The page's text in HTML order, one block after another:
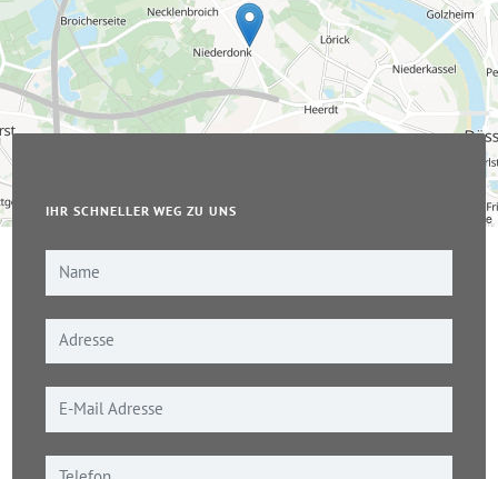
© OpenStreetMap-Mitwirkende
IHR SCHNELLER WEG ZU UNS